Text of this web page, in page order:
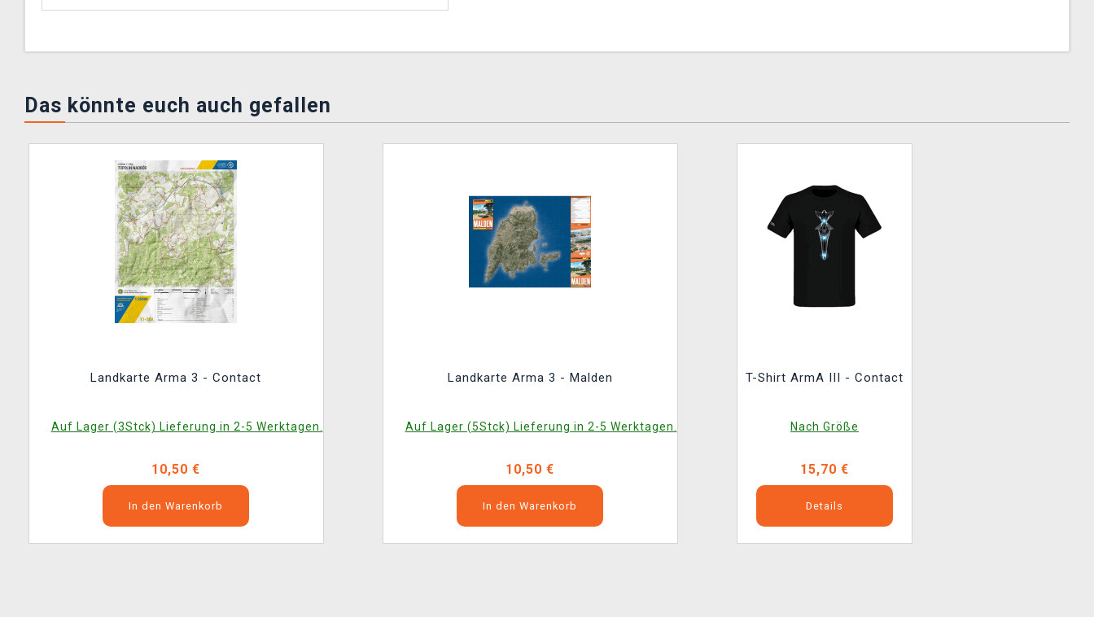
Das könnte euch auch gefallen
Landkarte Arma 3 - Contact
Auf Lager (3Stck) Lieferung in 2-5 Werktagen.
10,50 €
In den Warenkorb
Landkarte Arma 3 - Malden
Auf Lager (5Stck) Lieferung in 2-5 Werktagen.
10,50 €
In den Warenkorb
T-Shirt ArmA III - Contact
Nach Größe
15,70 €
Details